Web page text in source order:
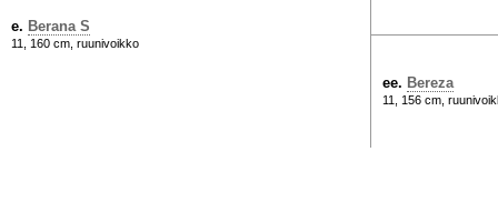
e. Berana S
11, 160 cm, ruunivoikko
ee. Bereza
11, 156 cm,